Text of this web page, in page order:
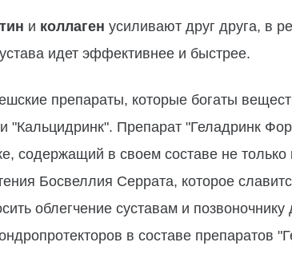
и коллаген усиливают друг друга, в
идет эффективнее и быстрее.
препараты, которые богаты
"Кальцидринк". Препарат "Геладринк
содержащий в своем составе не только
Босвеллия Серрата, которое
облегчение суставам и
в составе препаратов